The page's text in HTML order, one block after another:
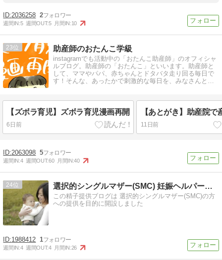
2036258 2
週間IN:5 週間OUT:5 月間IN:10
23 助産師のおたんこ学級
instagramでも活動中の「おたんこ助産師」のオフィシャ
ルブログ。助産師の「おたんこ」といいます。助産師と
して、ママやパパ、赤ちゃんとドタバタ走り回る毎日で
す！そんな、あったかで刺激的な毎日を、みなさんと共
【ズボラ育児】ズボラ育児漫画再開
6日前
【あとがき】助産院で
11日前
2063098 5
週間IN:4 週間OUT:60 月間IN:40
24 選択的シングルマザー(SMC) 妊娠ヘルパー白人[O型]
この精子提供ブログは 選択的シングルマザー(SMC)の方
への提供を目的に開設しました
1988412 1
週間IN:4 週間OUT:4 月間IN:26